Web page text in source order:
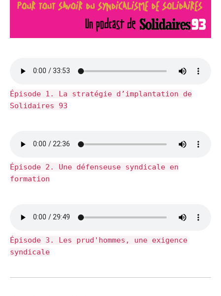
Épisode 1. La stratégie d’implantation de
Solidaires 93
Épisode 2. Une défenseuse syndicale en
formation
Épisode 3. Les prud'hommes, une exigence
syndicale